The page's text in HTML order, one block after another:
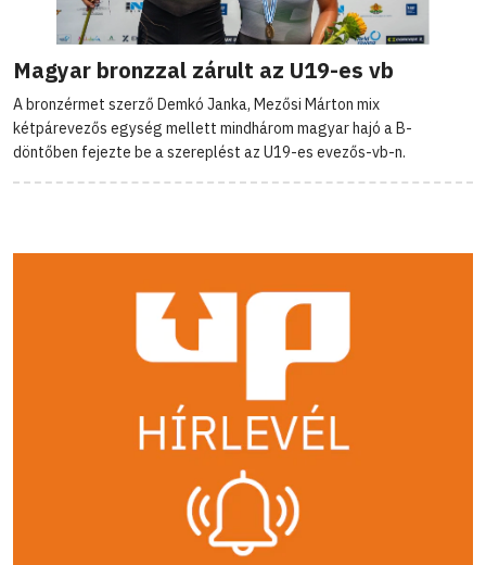
Magyar bronzzal zárult az U19-es vb
A bronzérmet szerző Demkó Janka, Mezősi Márton mix
kétpárevezős egység mellett mindhárom magyar hajó a B-
döntőben fejezte be a szereplést az U19-es evezős-vb-n.